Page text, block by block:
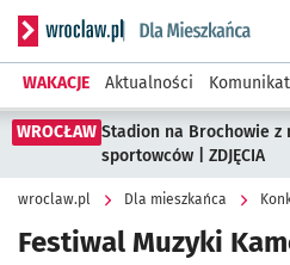
Serwis informacyjny
WAKACJE Aktualności
WROCŁAW Stadion na Brochowie z
sportowców | ZDJĘCIA
wroclaw.pl Dla mieszkańca
Festiwal Muzyki